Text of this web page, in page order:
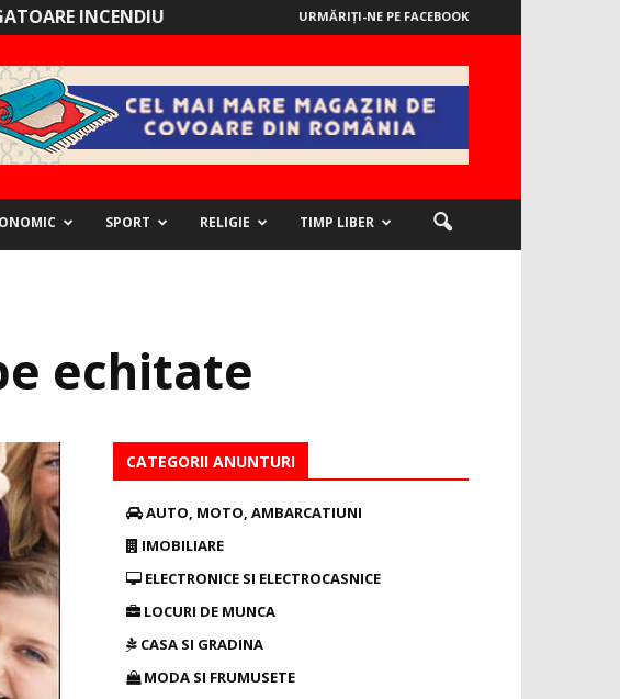
INCENDIU URMĂRIȚI-NE PE FACEBOOK
SPORT RELIGIE TIMP LIBER
echitate
CATEGORII ANUNTURI
AUTO, MOTO, AMBARCATIUNI
IMOBILIARE
ELECTRONICE SI ELECTROCASNICE
LOCURI DE MUNCA
CASA SI GRADINA
MODA SI FRUMUSETE